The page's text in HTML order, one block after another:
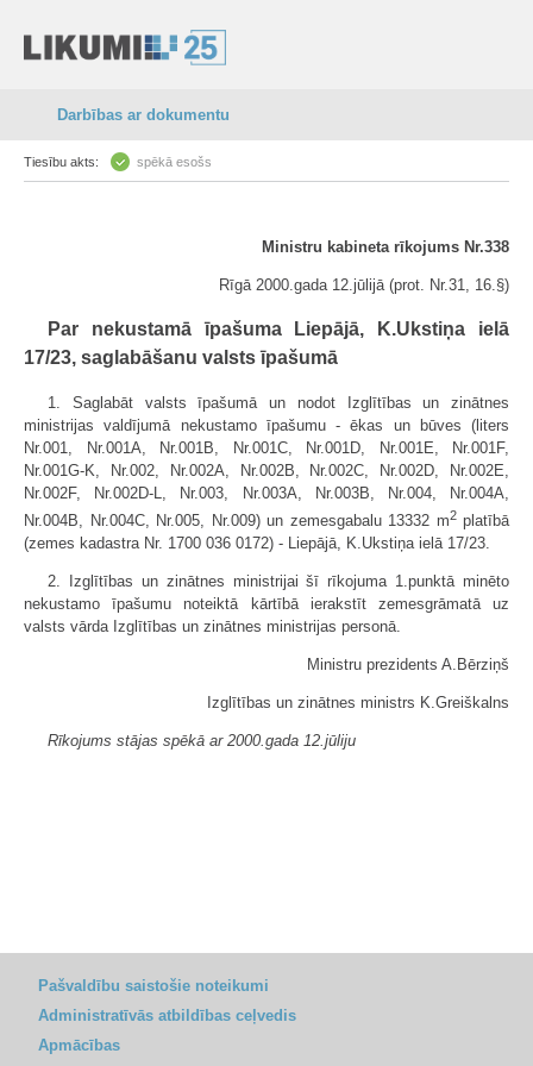
Darbības ar dokumentu
Tiesību akts: spēkā esošs
Ministru kabineta rīkojums Nr.338
Rīgā 2000.gada 12.jūlijā (prot. Nr.31, 16.§)
Par nekustamā īpašuma Liepājā, K.Ukstiņa ielā
17/23, saglabāšanu valsts īpašumā
1. Saglabāt valsts īpašumā un nodot Izglītības un zinātnes
ministrijas valdījumā nekustamo īpašumu - ēkas un būves (liters
Nr.001, Nr.001A, Nr.001B, Nr.001C, Nr.001D, Nr.001E, Nr.001F,
Nr.001G-K, Nr.002, Nr.002A, Nr.002B, Nr.002C, Nr.002D, Nr.002E,
Nr.002F, Nr.002D-L, Nr.003, Nr.003A, Nr.003B, Nr.004, Nr.004A,
Nr.004B, Nr.004C, Nr.005, Nr.009) un zemesgabalu 13332 m2platībā
(zemes kadastra Nr. 1700 036 0172) - Liepājā, K.Ukstiņa ielā 17/23.
2. Izglītības un zinātnes ministrijai šī rīkojuma 1.punktā minēto
nekustamo īpašumu noteiktā kārtībā ierakstīt zemesgrāmatā uz
valsts vārda Izglītības un zinātnes ministrijas personā.
Ministru prezidents A.Bērziņš
Izglītības un zinātnes ministrs K.Greiškalns
Rīkojums stājas spēkā ar 2000.gada 12.jūliju
Pašvaldību saistošie noteikumi
Administratīvās atbildības ceļvedis
Apmācības